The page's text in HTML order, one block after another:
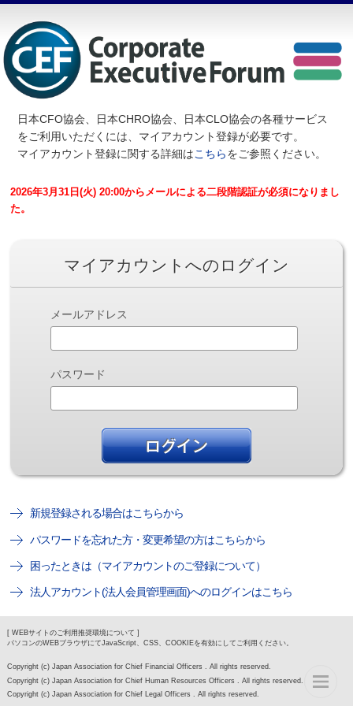
日本CFO協会、日本CHRO協会、日本CLO協会の各種サービス
をご利用いただくには、マイアカウント登録が必要です。
マイアカウント登録に関する詳細はこちらをご参照ください。
2026年3月31日(火) 20:00からメールによる二段階認証が必須になりまし
た。
マイアカウントへのログイン
メールアドレス
パスワード
新規登録される場合はこちらから
パスワードを忘れた方・変更希望の方はこちらから
困ったときは（マイアカウントのご登録について）
法人アカウント(法人会員管理画面)へのログインはこちら
[ WEBサイトのご利用推奨環境について ]
パソコンのWEBブラウザにてJavaScript、CSS、COOKIEを有効にしてご利用ください。
Copyright (c) Japan Association for Chief Financial Officers . All rights reserved.
Copyright (c) Japan Association for Chief Human Resources Officers . All rights reserved.
Copyright (c) Japan Association for Chief Legal Officers . All rights reserved.